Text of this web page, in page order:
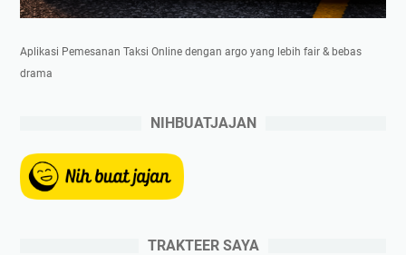
Aplikasi Pemesanan Taksi Online dengan argo yang lebih fair & bebas
drama
NIHBUATJAJAN
TRAKTEER SAYA